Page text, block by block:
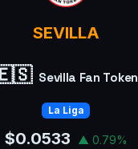
SEVILLA
Sevilla Fan Token
La Liga
$0.0533 ▲ 0.79%